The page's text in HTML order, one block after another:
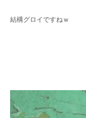
結構グロイですねｗ